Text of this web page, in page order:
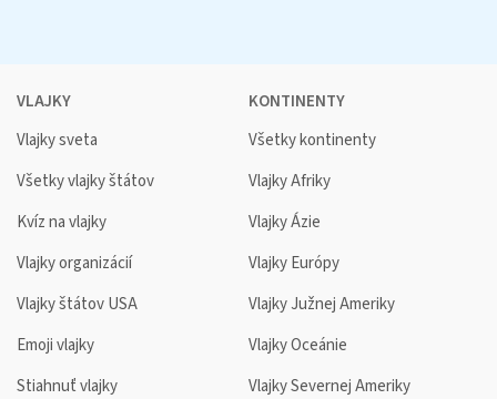
VLAJKY
Vlajky sveta
Všetky vlajky štátov
Kvíz na vlajky
Vlajky organizácií
Vlajky štátov USA
Emoji vlajky
Stiahnuť vlajky
KONTINENTY
Všetky kontinenty
Vlajky Afriky
Vlajky Ázie
Vlajky Európy
Vlajky Južnej Ameriky
Vlajky Oceánie
Vlajky Severnej Ameriky